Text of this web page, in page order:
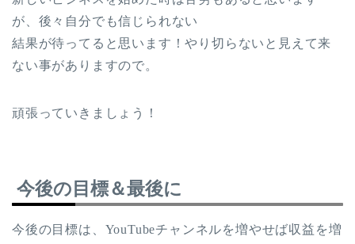
が、後々自分でも信じられない
結果が待ってると思います！やり切らないと見えて来
ない事がありますので。
頑張っていきましょう！
今後の目標＆最後に
今後の目標は、YouTubeチャンネルを増やせば収益を増